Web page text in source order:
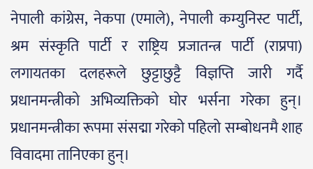
नेपाली कांग्रेस, नेकपा (एमाले), नेपाली कम्युनिस्ट पार्टी,
श्रम संस्कृति पार्टी र राष्ट्रिय प्रजातन्त्र पार्टी (राप्रपा)
लगायतका दलहरूले छुट्टाछुट्टै विज्ञप्ति जारी गर्दै
प्रधानमन्त्रीको अभिव्यक्तिको घोर भर्सना गरेका हुन्।
प्रधानमन्त्रीका रूपमा संसद्मा गरेको पहिलो सम्बोधनमै शाह
विवादमा तानिएका हुन्।